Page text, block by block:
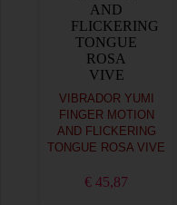
VIBRADOR YUMI
FINGER MOTION
AND FLICKERING
TONGUE ROSA VIVE
€ 45,87